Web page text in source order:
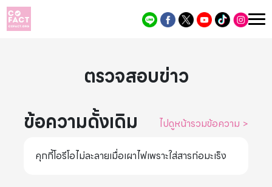
ตรวจสอบข่าว
ข้อความดั้งเดิม
ไปดูหน้ารวมข้อความ >
คุกกี้โอรีโอไม่ละลายเมื่อเผาไฟเพราะใส่สารก่อมะเร็ง